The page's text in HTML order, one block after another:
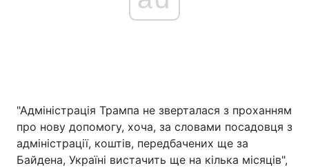
"Адміністрація Трампа не зверталася з проханням
про нову допомогу, хоча, за словами посадовця з
адміністрації, коштів, передбачених ще за
Байдена, Україні вистачить ще на кілька місяців",